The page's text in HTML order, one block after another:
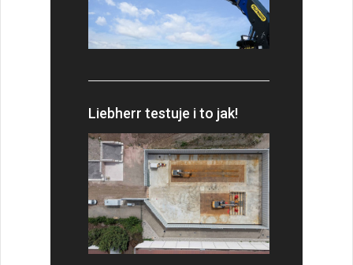
Liebherr testuje i to jak!